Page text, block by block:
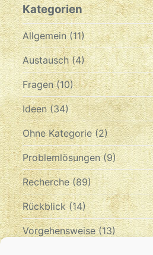
Kategorien
Allgemein(11)
Austausch(4)
Fragen(10)
Ideen(34)
Ohne Kategorie(2)
Problemlösungen(9)
Recherche(89)
Rückblick(14)
Vorgehensweise(13)